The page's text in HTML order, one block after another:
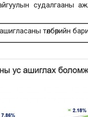
судалгааны
төлбөрийн